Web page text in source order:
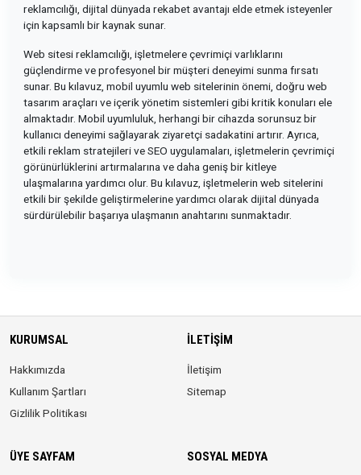
reklamcılığı, dijital dünyada rekabet avantajı elde etmek isteyenler
için kapsamlı bir kaynak sunar.
Web sitesi reklamcılığı, işletmelere çevrimiçi varlıklarını
güçlendirme ve profesyonel bir müşteri deneyimi sunma fırsatı
sunar. Bu kılavuz, mobil uyumlu web sitelerinin önemi, doğru web
tasarım araçları ve içerik yönetim sistemleri gibi kritik konuları ele
almaktadır. Mobil uyumluluk, herhangi bir cihazda sorunsuz bir
kullanıcı deneyimi sağlayarak ziyaretçi sadakatini artırır. Ayrıca,
etkili reklam stratejileri ve SEO uygulamaları, işletmelerin çevrimiçi
görünürlüklerini artırmalarına ve daha geniş bir kitleye
ulaşmalarına yardımcı olur. Bu kılavuz, işletmelerin web sitelerini
etkili bir şekilde geliştirmelerine yardımcı olarak dijital dünyada
sürdürülebilir başarıya ulaşmanın anahtarını sunmaktadır.
KURUMSAL
Hakkımızda
Kullanım Şartları
Gizlilik Politikası
İLETIŞIM
İletişim
Sitemap
ÜYE SAYFAM SOSYAL MEDYA